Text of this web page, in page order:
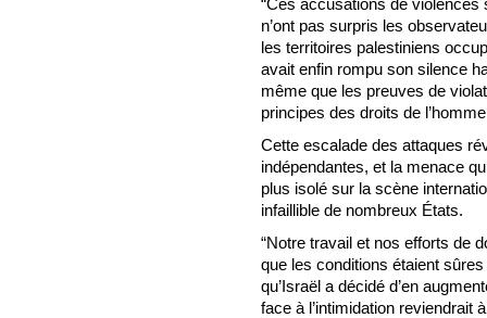
“Ces accusations de
n’ont pas surpris les
les territoires palestiniens
avait enfin rompu son silence
même que les preuves de
principes des droits de
Cette escalade des attaques
indépendantes, et la menace
plus isolé sur la scène
infaillible de nombreux États.
“Notre travail et nos efforts de
que les conditions étaient
qu’Israël a décidé d’en
face à l’intimidation